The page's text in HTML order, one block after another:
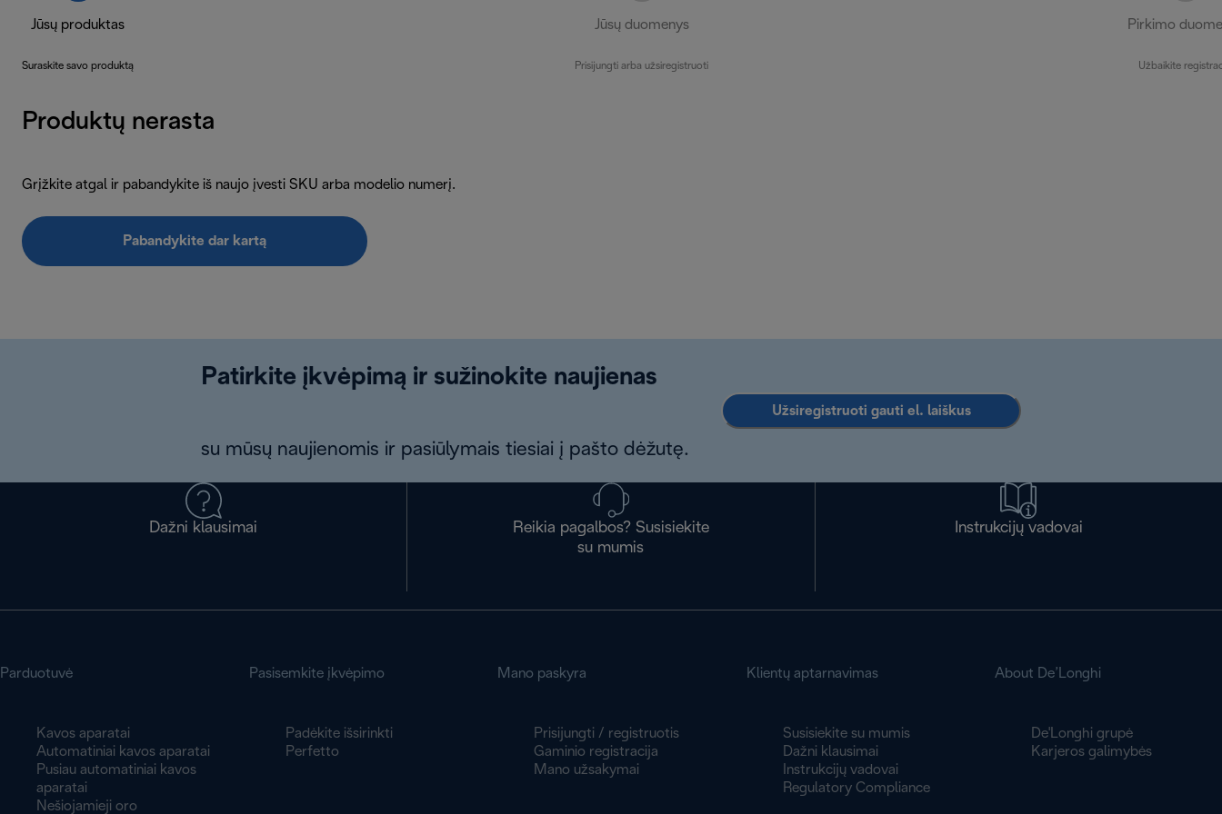
Jūsų produktas
Suraskite savo produktą
Jūsų duomenys
Prisijungti arba užsiregistruoti
Pirkimo
Užbaikite
Produktų nerasta
Grįžkite atgal ir pabandykite iš naujo įvesti SKU arba modelio numerį.
Pabandykite dar kartą
Patirkite įkvėpimą ir sužinokite naujienas
su mūsų naujienomis ir pasiūlymais tiesiai į pašto dėžutę.
Užsiregistruoti gauti el. laiškus
Dažni klausimai
Reikia pagalbos? Susisiekite
su mumis
Instrukcijų vadovai
Parduotuvė
Kavos aparatai
Automatiniai kavos aparatai
Pusiau automatiniai kavos
aparatai
Nešiojamieji oro
Pasisemkite įkvėpimo
Padėkite išsirinkti
Perfetto
Mano paskyra
Prisijungti / registruotis
Gaminio registracija
Mano užsakymai
Klientų aptarnavimas
Susisiekite su mumis
Dažni klausimai
Instrukcijų vadovai
Regulatory Compliance
About De’Longhi
De'Longhi grupė
Karjeros galimybės